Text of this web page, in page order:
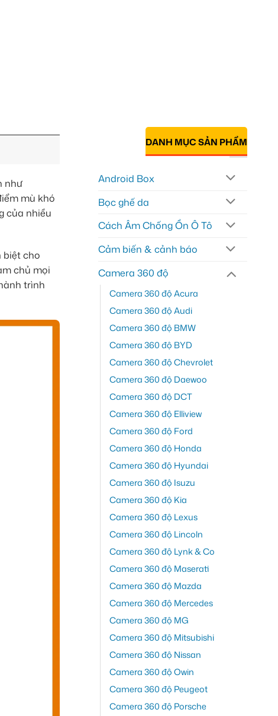
như
mù khó
của nhiều
biệt cho
chủ mọi
trình
DANH MỤC SẢN PHẨM
Android Box
Bọc ghế da
Cách Âm Chống Ồn Ô Tô
Cảm biến & cảnh báo
Camera 360 độ
Camera 360 độ Acura
Camera 360 độ Audi
Camera 360 độ BMW
Camera 360 độ BYD
Camera 360 độ Chevrolet
Camera 360 độ Daewoo
Camera 360 độ DCT
Camera 360 độ Elliview
Camera 360 độ Ford
Camera 360 độ Honda
Camera 360 độ Hyundai
Camera 360 độ Isuzu
Camera 360 độ Kia
Camera 360 độ Lexus
Camera 360 độ Lincoln
Camera 360 độ Lynk & Co
Camera 360 độ Maserati
Camera 360 độ Mazda
Camera 360 độ Mercedes
Camera 360 độ MG
Camera 360 độ Mitsubishi
Camera 360 độ Nissan
Camera 360 độ Owin
Camera 360 độ Peugeot
Camera 360 độ Porsche